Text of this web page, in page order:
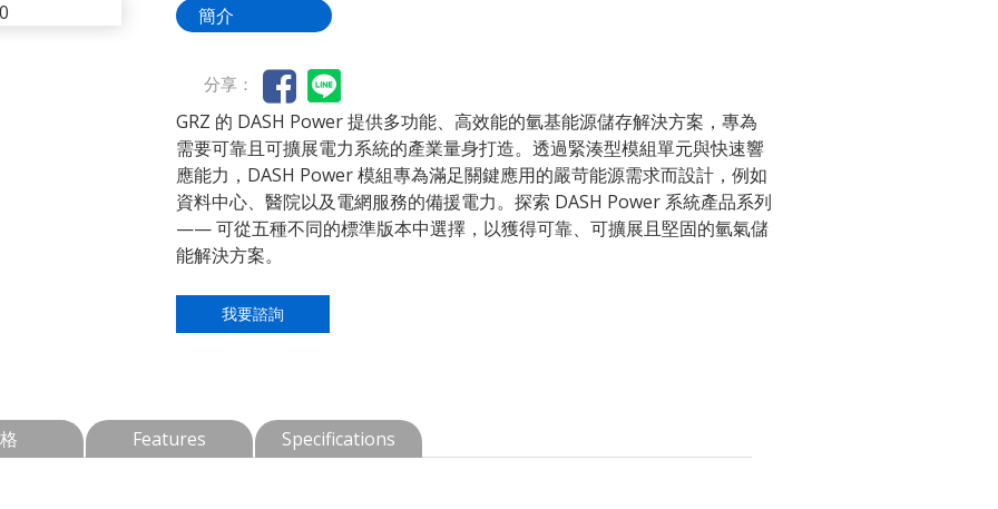
簡介
分享：
GRZ 的 DASH Power 提供多功能、高效能的氫基能源儲存解決方案，專為
需要可靠且可擴展電力系統的產業量身打造。透過緊湊型模組單元與快速響
應能力，DASH Power 模組專為滿足關鍵應用的嚴苛能源需求而設計，例如
資料中心、醫院以及電網服務的備援電力。探索 DASH Power 系統產品系列
—— 可從五種不同的標準版本中選擇，以獲得可靠、可擴展且堅固的氫氣儲
能解決方案。
我要諮詢
Features Specifications